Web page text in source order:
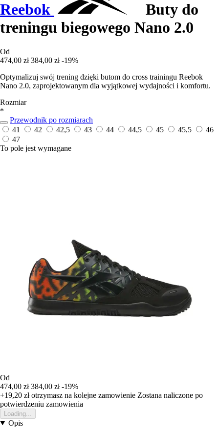
Reebok
Buty do
treningu biegowego Nano 2.0
Od
474,00 zł 384,00 zł -19%
Optymalizuj swój trening dzięki butom do cross trainingu Reebok
Nano 2.0, zaprojektowanym dla wyjątkowej wydajności i komfortu.
Rozmiar
*
Przewodnik po rozmiarach
41
42 42,5 43 44 44,5 45 45,5
46
47
To pole jest wymagane
Od
474,00 zł 384,00 zł -19%
+19,20 złotrzymasz na kolejne zamowienie Zostana naliczone po
potwierdzeniu zamowienia
Loading...
Opis